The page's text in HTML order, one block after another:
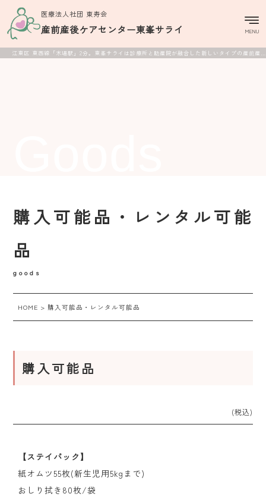
江東区 東西線「木場駅」2分。東峯サライは診療所と助産院が融合した新しいタイプの産前産後ケアセンターです。
医療法人社団 東寿会
産前産後ケアセンター東峯サライ MENU
購入可能品・レンタル可能
品
goods
HOME > 購入可能品・レンタル可能品
購入可能品
(税込)
【ステイパック】
紙オムツ55枚(新生児用5kgまで)
おしり拭き80枚/袋